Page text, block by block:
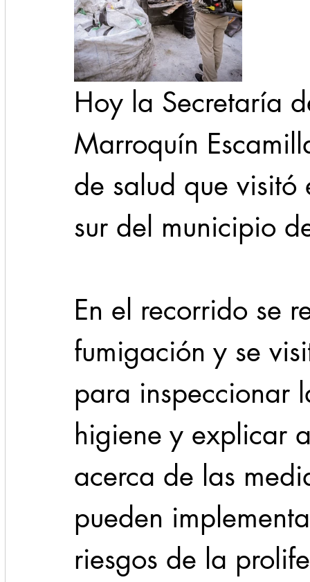
Hoy la Secretaría
Marroquín
de salud que
sur del municipio
En el recorrido se
fumigación y se
para inspeccionar
higiene y explicar
acerca de las
pueden
riesgos de la